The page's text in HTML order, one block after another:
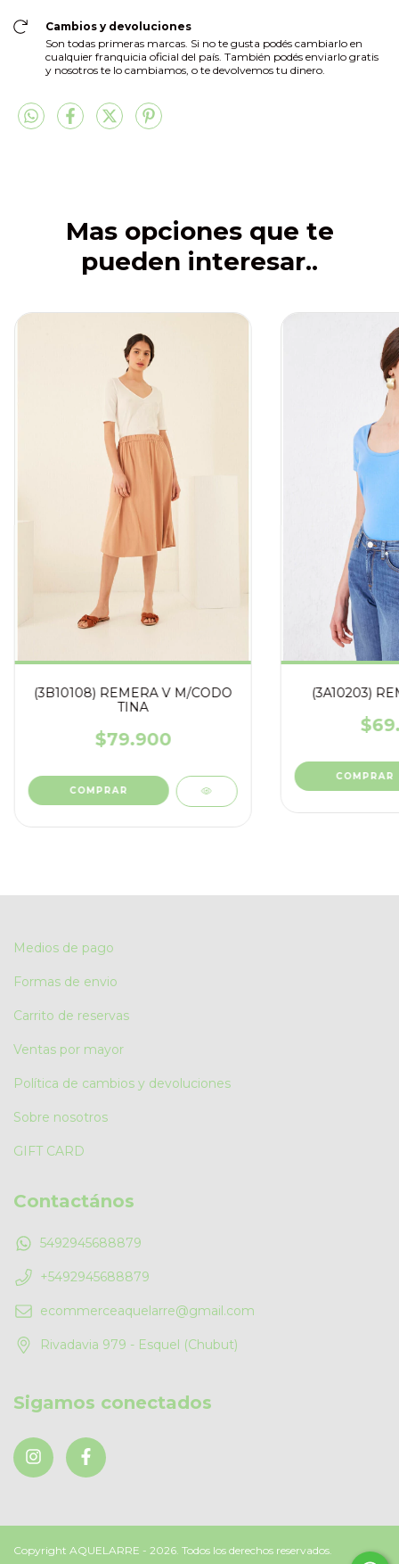
Cambios y devoluciones
Son todas primeras marcas. Si no te gusta podés cambiarlo en
cualquier franquicia oficial del país. También podés enviarlo gratis
y nosotros te lo cambiamos, o te devolvemos tu dinero.
Mas opciones que te
pueden interesar..
(3B10108) REMERA V M/CODO
TINA
$79.900
COMPRAR
(3A10203)
COMPRAR
Medios de pago
Formas de envio
Carrito de reservas
Ventas por mayor
Política de cambios y devoluciones
Sobre nosotros
GIFT CARD
Contactános
5492945688879
+5492945688879
ecommerceaquelarre@gmail.com
Rivadavia 979 - Esquel (Chubut)
Sigamos conectados
Copyright AQUELARRE - 2026. Todos los derechos reservados.